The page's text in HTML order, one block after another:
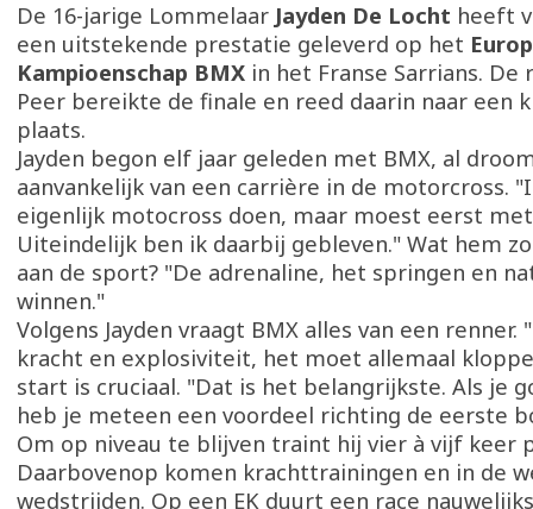
De 16-jarige Lommelaar Jayden De Locht heeft
een uitstekende prestatie geleverd op het
Kampioenschap BMX in het Franse Sarrians. De
Peer bereikte de finale en reed daarin naar een
plaats.
Jayden begon elf jaar geleden met BMX, al
aanvankelijk van een carrière in de motorcross.
eigenlijk motocross doen, maar moest eerst
Uiteindelijk ben ik daarbij gebleven." Wat hem
aan de sport? "De adrenaline, het springen en
winnen."
Volgens Jayden vraagt BMX alles van een renner.
kracht en explosiviteit, het moet allemaal
start is cruciaal. "Dat is het belangrijkste. Als je
heb je meteen een voordeel richting de eerste
Om op niveau te blijven traint hij vier à vijf keer
Daarbovenop komen krachttrainingen en in de
wedstrijden. Op een EK duurt een race